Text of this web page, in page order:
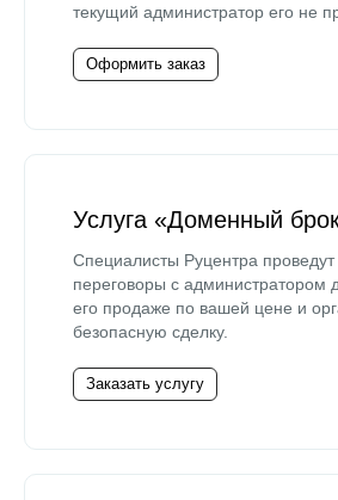
текущий администратор его не
Оформить заказ
Услуга «Доменный
Специалисты Руцентра проведут
переговоры с администратором
его продаже по вашей цене и
безопасную сделку.
Заказать услугу